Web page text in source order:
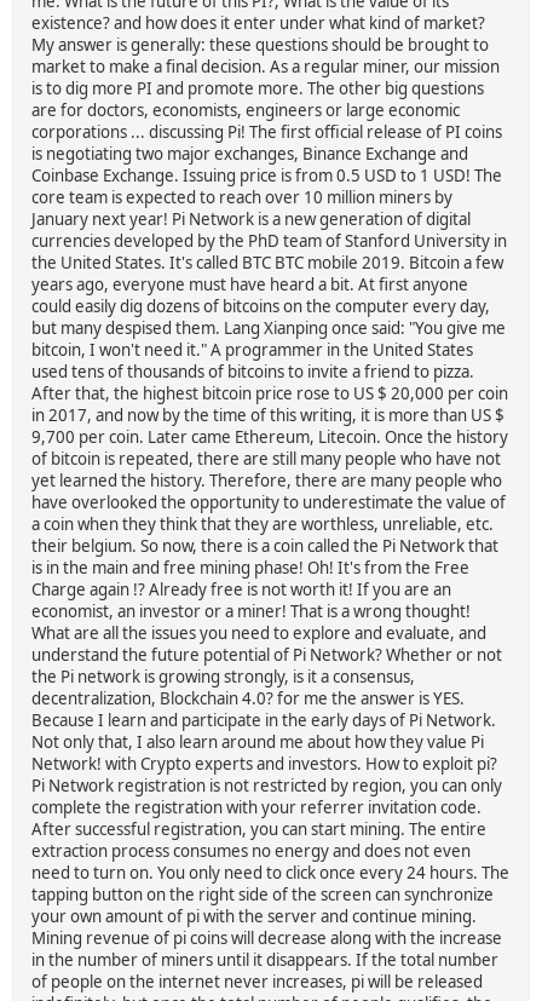
existence? and how does it enter under what kind of market?
My answer is generally: these questions should be brought to
market to make a final decision. As a regular miner, our mission
is to dig more PI and promote more. The other big questions
are for doctors, economists, engineers or large economic
corporations ... discussing Pi! The first official release of PI coins
is negotiating two major exchanges, Binance Exchange and
Coinbase Exchange. Issuing price is from 0.5 USD to 1 USD! The
core team is expected to reach over 10 million miners by
January next year! Pi Network is a new generation of digital
currencies developed by the PhD team of Stanford University in
the United States. It's called BTC BTC mobile 2019. Bitcoin a few
years ago, everyone must have heard a bit. At first anyone
could easily dig dozens of bitcoins on the computer every day,
but many despised them. Lang Xianping once said: "You give me
bitcoin, I won't need it." A programmer in the United States
used tens of thousands of bitcoins to invite a friend to pizza.
After that, the highest bitcoin price rose to US $ 20,000 per coin
in 2017, and now by the time of this writing, it is more than US $
9,700 per coin. Later came Ethereum, Litecoin. Once the history
of bitcoin is repeated, there are still many people who have not
yet learned the history. Therefore, there are many people who
have overlooked the opportunity to underestimate the value of
a coin when they think that they are worthless, unreliable, etc.
their belgium. So now, there is a coin called the Pi Network that
is in the main and free mining phase! Oh! It's from the Free
Charge again !? Already free is not worth it! If you are an
economist, an investor or a miner! That is a wrong thought!
What are all the issues you need to explore and evaluate, and
understand the future potential of Pi Network? Whether or not
the Pi network is growing strongly, is it a consensus,
decentralization, Blockchain 4.0? for me the answer is YES.
Because I learn and participate in the early days of Pi Network.
Not only that, I also learn around me about how they value Pi
Network! with Crypto experts and investors. How to exploit pi?
Pi Network registration is not restricted by region, you can only
complete the registration with your referrer invitation code.
After successful registration, you can start mining. The entire
extraction process consumes no energy and does not even
need to turn on. You only need to click once every 24 hours. The
tapping button on the right side of the screen can synchronize
your own amount of pi with the server and continue mining.
Mining revenue of pi coins will decrease along with the increase
in the number of miners until it disappears. If the total number
of people on the internet never increases, pi will be released